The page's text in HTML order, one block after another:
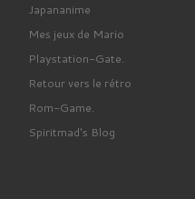
Japananime
Mes jeux de Mario
Playstation-Gate.
Retour vers le rétro
Rom-Game.
Spiritmad's Blog